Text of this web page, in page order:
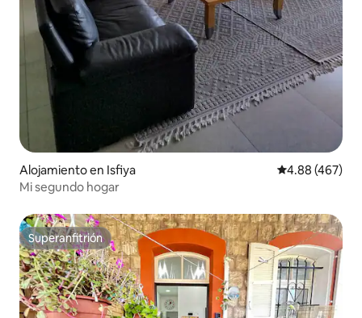
Alojamiento en Isfiya Calificación
4.88 (467)
Mi segundo hogar
Superanfitrión
Superanfitrión